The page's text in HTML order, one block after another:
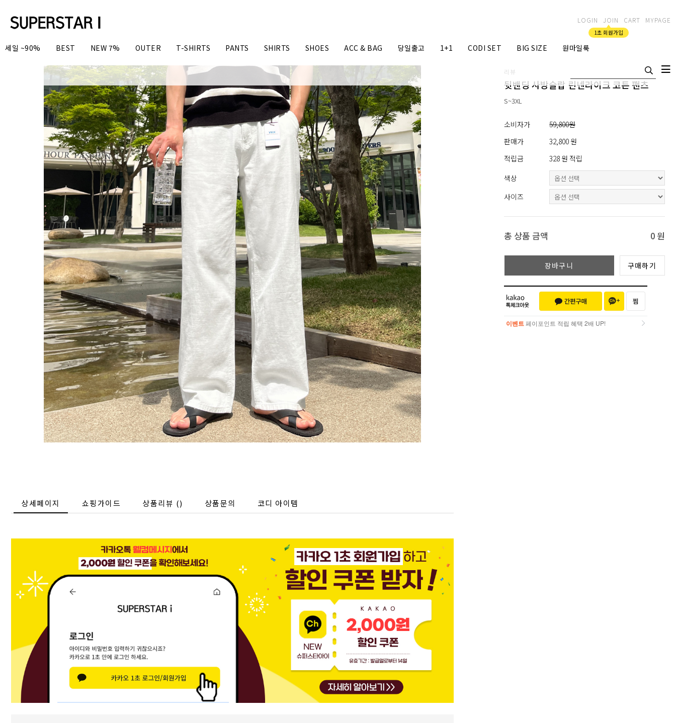
LOGIN JOIN
1초 회원가입
CART MYPAGE
세일 ~90% BEST NEW 7% OUTER T-SHIRTS PANTS SHIRTS SHOES ACC & BAG 당일출고 1+1 CODI SET BIG SIZE 원마일룩
리뷰
뒷밴딩 사방슬랍 린넨라이크 코튼 팬츠
S~3XL
소비자가
59,800원
판매가
32,800 원
적립금
328 원 적립
색상
사이즈
총 상품 금액 0 원
장바구니 구매하기
이벤트페이포인트 적립 혜택 2배 UP!
상세페이지 쇼핑가이드 상품리뷰 () 상품문의 코디 아이템